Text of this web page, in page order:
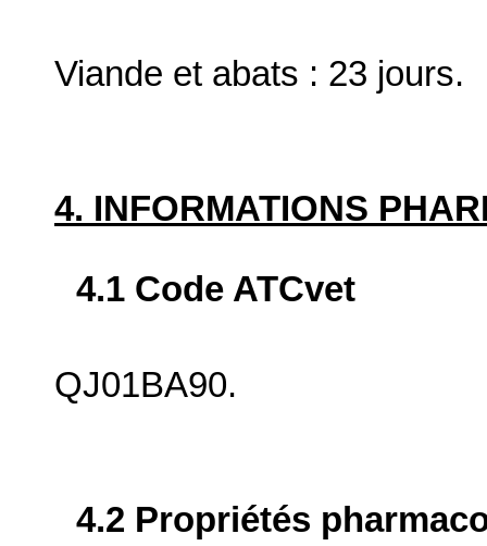
Viande et abats : 23 jours.
4. INFORMATIONS
4.1 Code ATCvet
QJ01BA90.
4.2 Propriétés